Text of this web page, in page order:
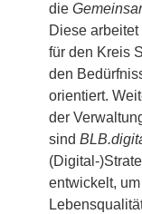
die
Diese
für den Kreis
den
orientiert.
der
sind
(Digital-
entwickelt,